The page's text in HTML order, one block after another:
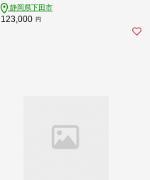
静岡県 下田市 伊豆 黒船ホテル PTS0
79-00003
静岡県下田市
123,000 円